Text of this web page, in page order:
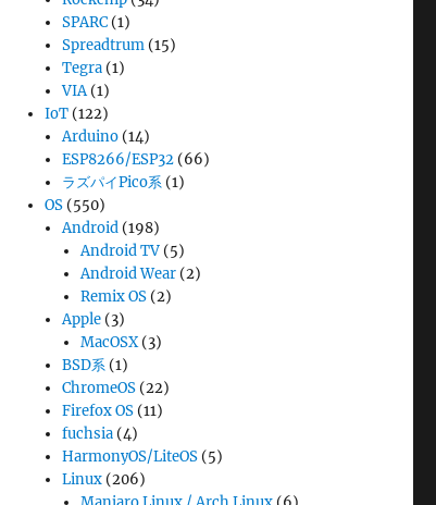
SPARC (1)
Spreadtrum (15)
Tegra (1)
VIA(1)
IoT (122)
Arduino (14)
ESP8266/ESP32 (66)
ラズパイPico系 (1)
OS (550)
Android (198)
Android TV(5)
Android Wear(2)
Remix OS(2)
Apple (3)
MacOSX(3)
BSD系 (1)
ChromeOS (22)
Firefox OS (11)
fuchsia (4)
HarmonyOS/LiteOS (5)
Linux (206)